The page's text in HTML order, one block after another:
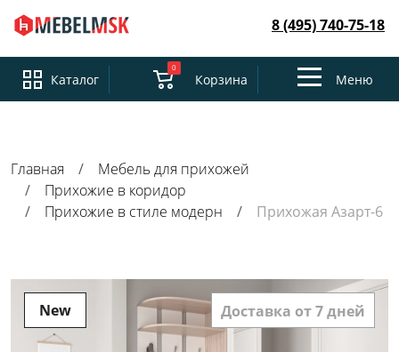
8 (495) 740-75-18
Каталог
0
Корзина
ToggleМеню
Главная
Мебель для прихожей
Прихожие в коридор
Прихожие в стиле модерн
Прихожая Азарт-6
New Доставка от 7 дней